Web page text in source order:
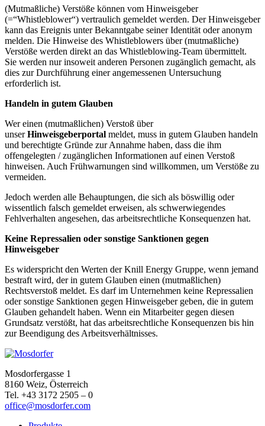
(Mutmaßliche) Verstöße können vom Hinweisgeber
(=“Whistleblower“) vertraulich gemeldet werden. Der Hinweisgeber
kann das Ereignis unter Bekanntgabe seiner Identität oder anonym
melden. Die Hinweise des Whistleblowers über (mutmaßliche)
Verstöße werden direkt an das Whistleblowing-Team übermittelt.
Sie werden nur insoweit anderen Personen zugänglich gemacht, als
dies zur Durchführung einer angemessenen Untersuchung
erforderlich ist.
Handeln in gutem Glauben
Wer einen (mutmaßlichen) Verstoß über
unserHinweisgeberportal meldet, muss in gutem Glauben handeln
und berechtigte Gründe zur Annahme haben, dass die ihm
offengelegten / zugänglichen Informationen auf einen Verstoß
hinweisen. Auch Frühwarnungen sind willkommen, um Verstöße zu
vermeiden.
Jedoch werden alle Behauptungen, die sich als böswillig oder
wissentlich falsch gemeldet erweisen, als schwerwiegendes
Fehlverhalten angesehen, das arbeitsrechtliche Konsequenzen hat.
Keine Repressalien oder sonstige Sanktionen gegen
Hinweisgeber
Es widerspricht den Werten der Knill Energy Gruppe, wenn jemand
bestraft wird, der in gutem Glauben einen (mutmaßlichen)
Rechtsverstoß meldet. Es darf im Unternehmen keine Repressalien
oder sonstige Sanktionen gegen Hinweisgeber geben, die in gutem
Glauben gehandelt haben. Wenn ein Mitarbeiter gegen diesen
Grundsatz verstößt, hat das arbeitsrechtliche Konsequenzen bis hin
zur Beendigung des Arbeitsverhältnisses.
Mosdorfergasse 1
8160 Weiz, Österreich
Tel. +43 3172 2505 – 0
office@mosdorfer.com